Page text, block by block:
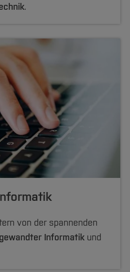
.
von der spannenden
Informatik und